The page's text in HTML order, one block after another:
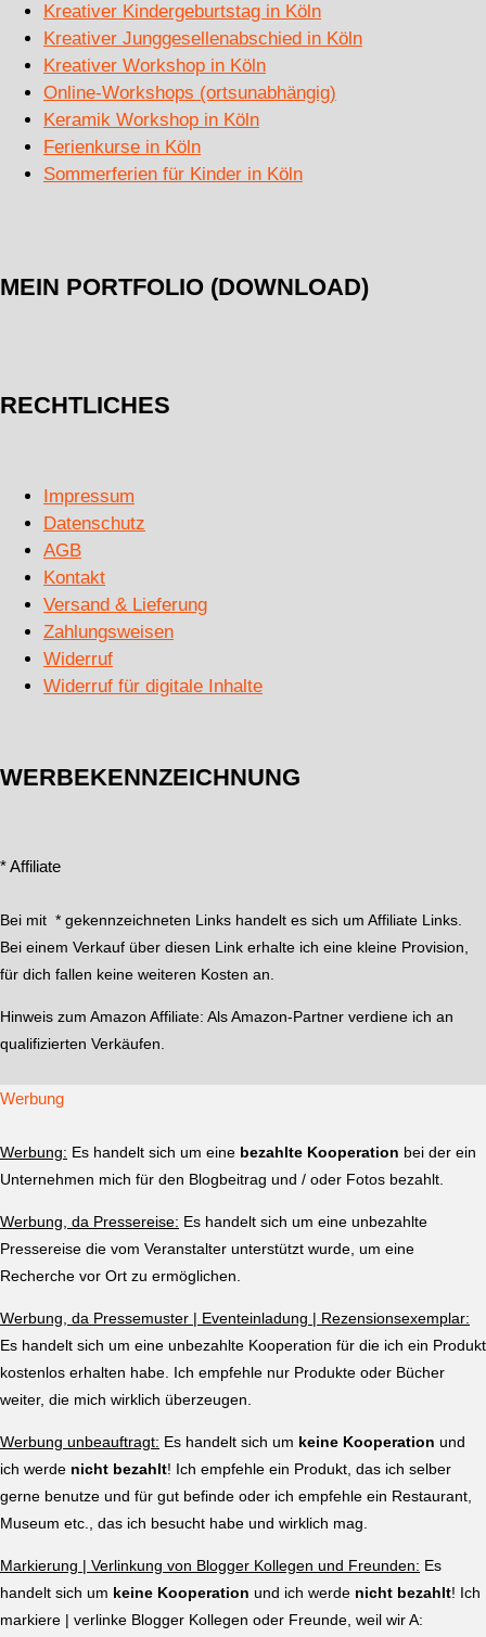
Kreativer Kindergeburtstag in Köln
Kreativer Junggesellenabschied in Köln
Kreativer Workshop in Köln
Online-Workshops (ortsunabhängig)
Keramik Workshop in Köln
Ferienkurse in Köln
Sommerferien für Kinder in Köln
MEIN PORTFOLIO (DOWNLOAD)
RECHTLICHES
Impressum
Datenschutz
AGB
Kontakt
Versand & Lieferung
Zahlungsweisen
Widerruf
Widerruf für digitale Inhalte
WERBEKENNZEICHNUNG
* Affiliate
Bei mit * gekennzeichneten Links handelt es sich um Affiliate Links.
Bei einem Verkauf über diesen Link erhalte ich eine kleine Provision,
für dich fallen keine weiteren Kosten an.
Hinweis zum Amazon Affiliate: Als Amazon-Partner verdiene ich an
qualifizierten Verkäufen.
Werbung
Werbung: Es handelt sich um eine bezahlte Kooperation bei der ein
Unternehmen mich für den Blogbeitrag und / oder Fotos bezahlt.
Werbung, da Pressereise: Es handelt sich um eine unbezahlte
Pressereise die vom Veranstalter unterstützt wurde, um eine
Recherche vor Ort zu ermöglichen.
Werbung, da Pressemuster | Eventeinladung | Rezensionsexemplar:
Es handelt sich um eine unbezahlte Kooperation für die ich ein Produkt
kostenlos erhalten habe. Ich empfehle nur Produkte oder Bücher
weiter, die mich wirklich überzeugen.
Werbung unbeauftragt: Es handelt sich um keine Kooperation und
ich werde nicht bezahlt! Ich empfehle ein Produkt, das ich selber
gerne benutze und für gut befinde oder ich empfehle ein Restaurant,
Museum etc., das ich besucht habe und wirklich mag.
Markierung | Verlinkung von Blogger Kollegen und Freunden: Es
handelt sich um keine Kooperation und ich werde nicht bezahlt! Ich
markiere | verlinke Blogger Kollegen oder Freunde, weil wir A: